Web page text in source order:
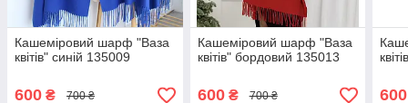
Кашеміровий шарф "Ваза
квітів" синій 135009
600 ₴ 700 ₴
Кашеміровий шарф "Ваза
квітів" бордовий 135013
600₴ 700 ₴ 600